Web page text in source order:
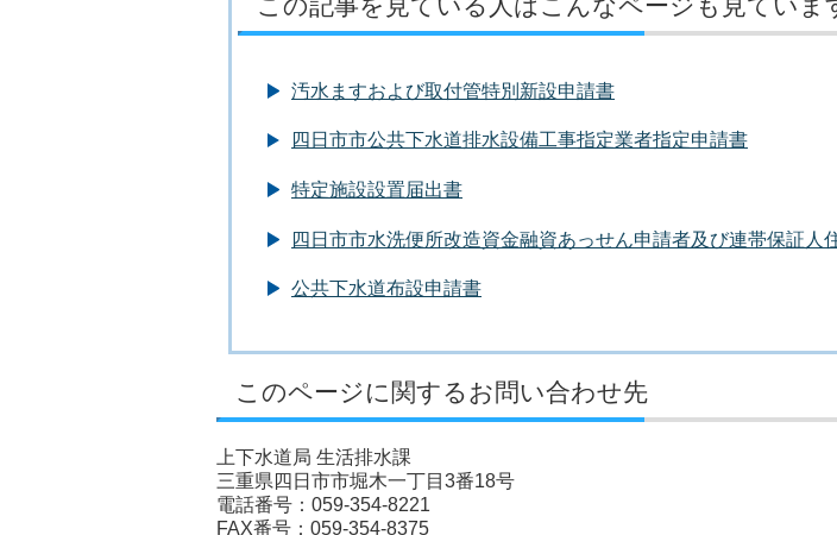
汚水ますおよび取付管特別新設申請書
四日市市公共下水道排水設備工事指定業者指定申請書
特定施設設置届出書
四日市市水洗便所改造資金融資あっせん申請者及び連帯保証人
公共下水道布設申請書
このページに関するお問い合わせ先
上下水道局 生活排水課
三重県四日市市堀木一丁目3番18号
電話番号：059-354-8221
FAX番号：059-354-8375